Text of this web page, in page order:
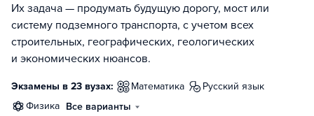
Их задача — продумать будущую дорогу, мост или
систему подземного транспорта, с учетом всех
строительных, географических, геологических
и экономических нюансов.
Экзамены в 23 вузах: математика
русский язык
физика Все варианты